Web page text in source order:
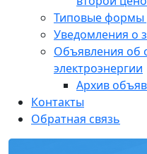
Типовые формы
Уведомления о
Объявления об
электроэнергии
Архив
Контакты
Обратная связь